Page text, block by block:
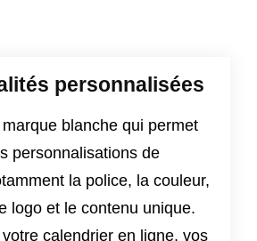
personnalisées
blanche qui permet
personnalisations de
la police, la couleur,
logo et le contenu unique.
calendrier en ligne, vos